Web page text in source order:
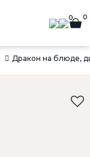
0 0
Дракон на блюде,